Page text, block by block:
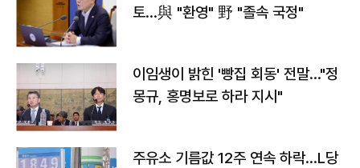
토…與 "환영" 野 "졸속 국정"
이임생이 밝힌 '빵집 회동' 전말…"정
몽규, 홍명보로 하라 지시"
주유소 기름값 12주 연속 하락…L당